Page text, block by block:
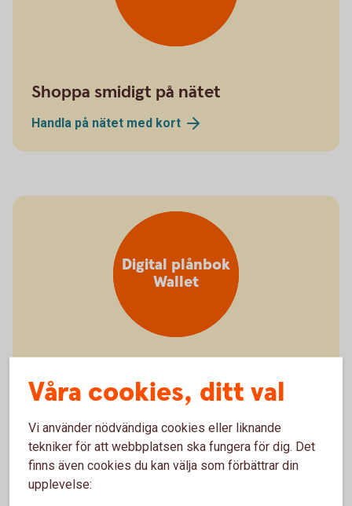
Shoppa smidigt på nätet
Handla på nätet med kort
Digital plånbok
Wallet
Blippa med mobilen
Våra cookies, ditt val
Vi använder nödvändiga cookies eller liknande
tekniker för att webbplatsen ska fungera för dig. Det
finns även cookies du kan välja som förbättrar din
upplevelse: